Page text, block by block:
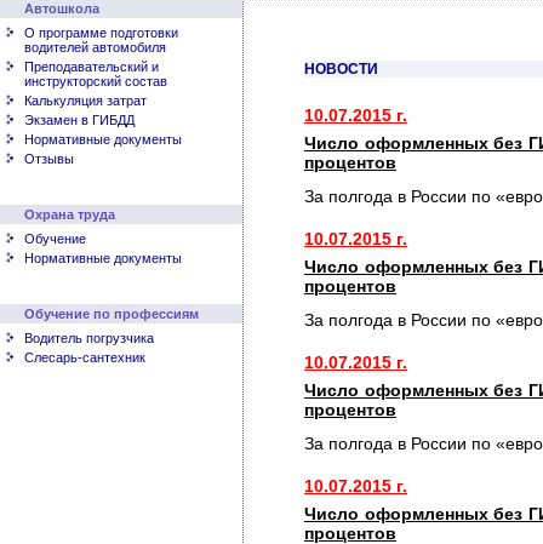
Автошкола
О программе подготовки
водителей автомобиля
Преподавательский и
инструкторский состав
Калькуляция затрат
Экзамен в ГИБДД
Нормативные документы
Отзывы
Охрана труда
Обучение
Нормативные документы
Обучение по профессиям
Водитель погрузчика
Слесарь-сантехник
НОВОСТИ
10.07.2015 г.
Число оформленных без
процентов
За полгода в России по
10.07.2015 г.
Число оформленных без
процентов
За полгода в России по
10.07.2015 г.
Число оформленных без
процентов
За полгода в России по
10.07.2015 г.
Число оформленных без
процентов